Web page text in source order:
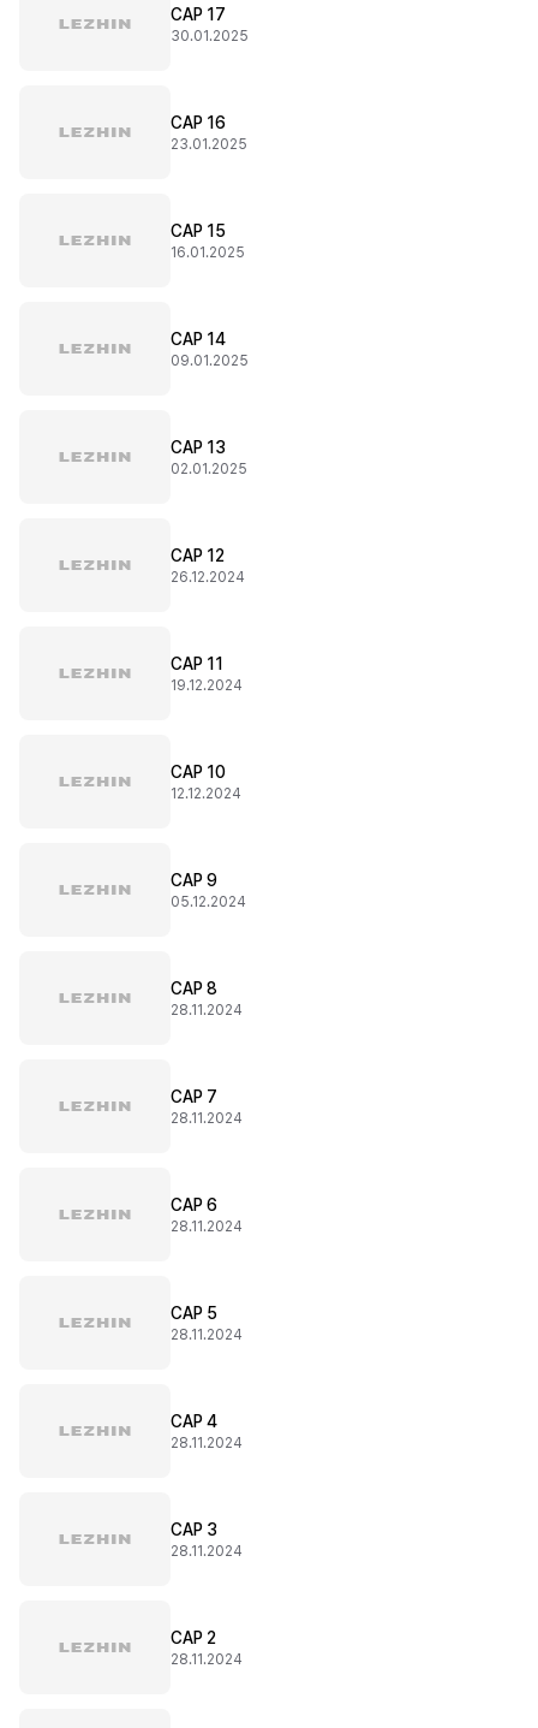
CAP 17
30.01.2025
CAP 16
23.01.2025
CAP 15
16.01.2025
CAP 14
09.01.2025
CAP 13
02.01.2025
CAP 12
26.12.2024
CAP 11
19.12.2024
CAP 10
12.12.2024
CAP 9
05.12.2024
CAP 8
28.11.2024
CAP 7
28.11.2024
CAP 6
28.11.2024
CAP 5
28.11.2024
CAP 4
28.11.2024
CAP 3
28.11.2024
CAP 2
28.11.2024